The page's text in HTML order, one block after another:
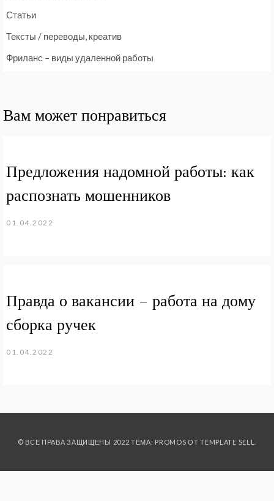
Статьи
Тексты / переводы, креатив
Фриланс – виды удаленной работы
Вам может понравиться
Предложения надомной работы: как
распознать мошенников
01.04.2022
Правда о вакансии – работа на дому
сборка ручек
01.04.2022
© ВСЕ ПРАВА ЗАЩИЩЕНЫ 2022 ТЕМА: PROMOS ОТTEMPLATE SELL